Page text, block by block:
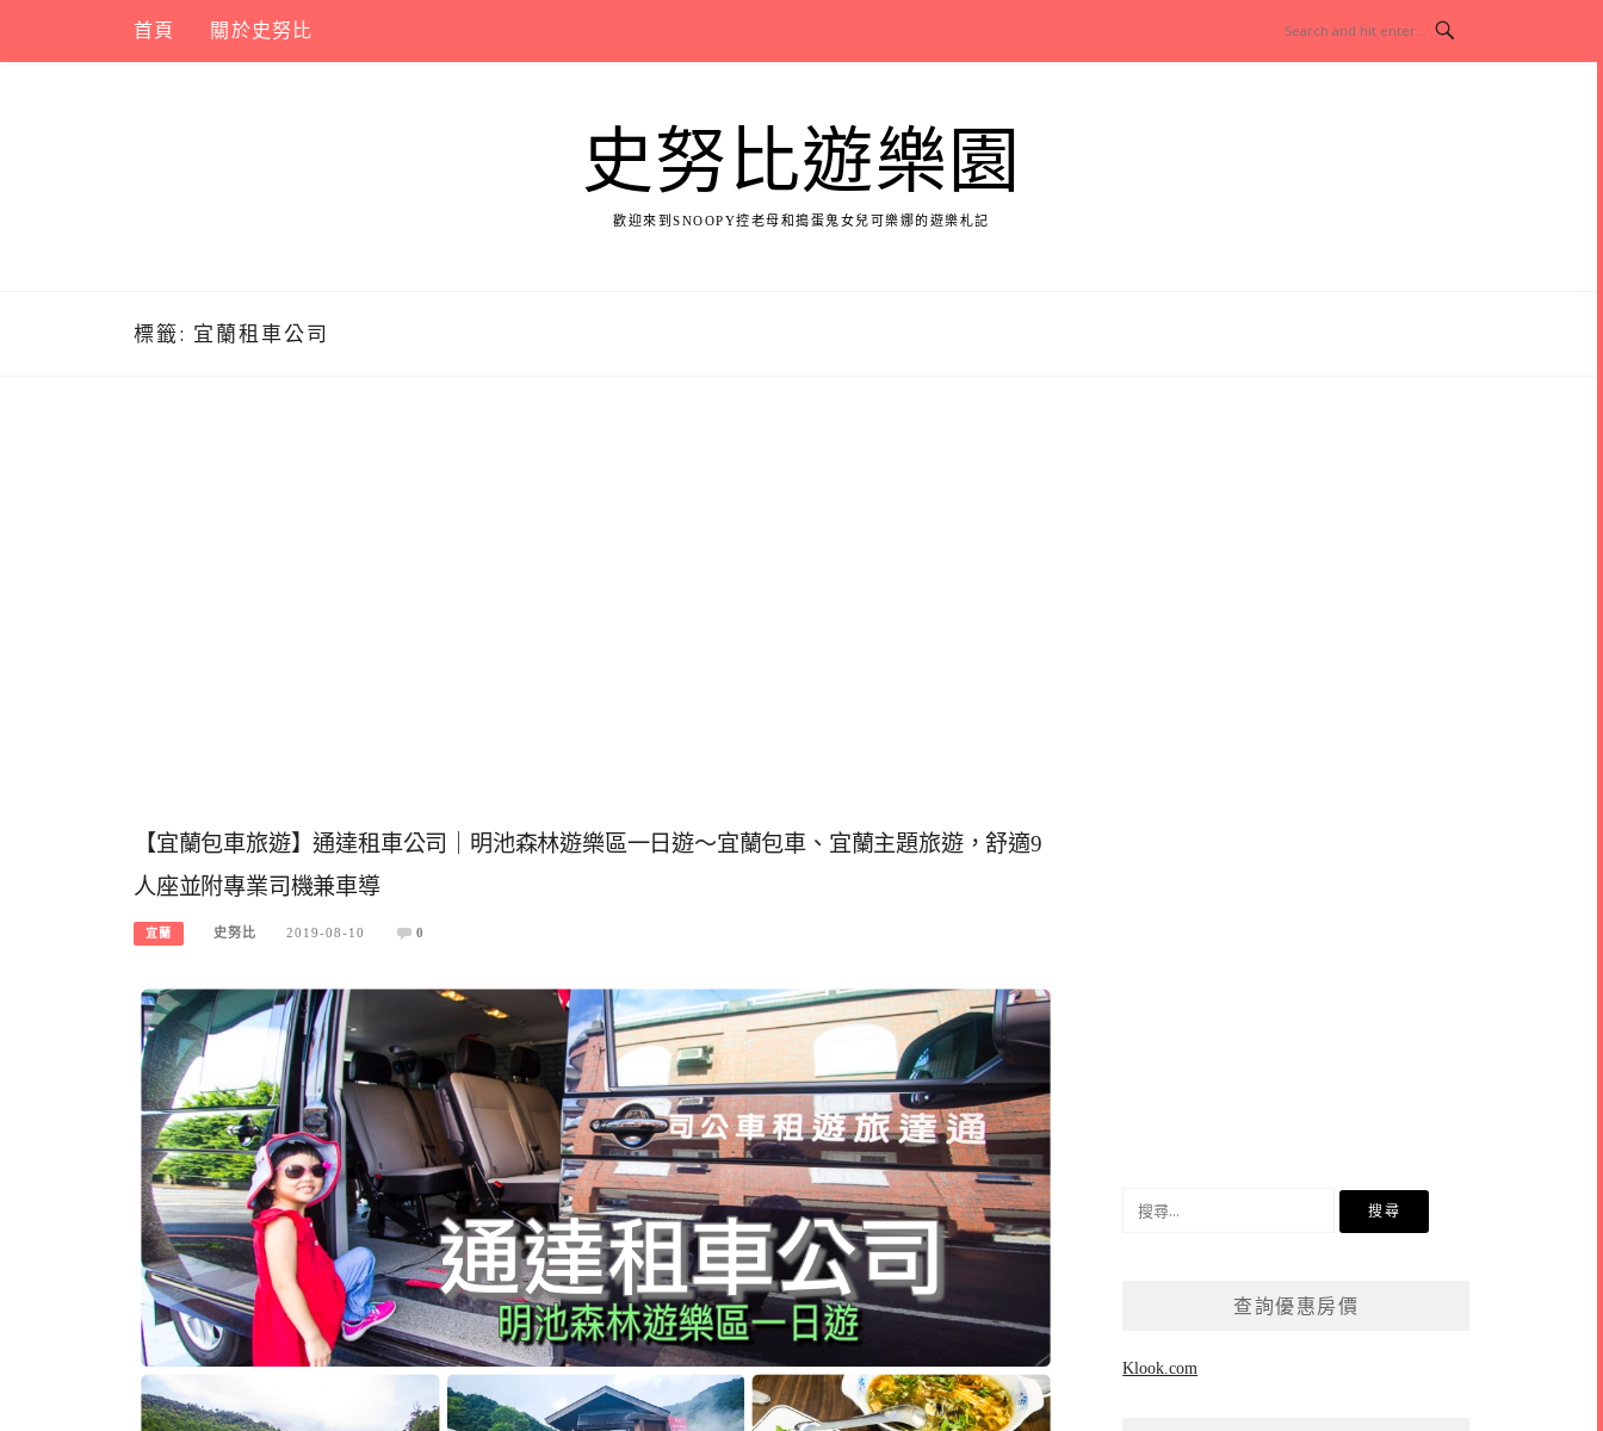
content
首頁 關於史努比
史努比遊樂園
歡迎來到SNOOPY控老母和搗蛋鬼女兒可樂娜的遊樂札記
標籤: 宜蘭租車公司
【宜蘭包車旅遊】通達租車公司｜明池森林遊樂區一日遊～宜蘭包車、宜蘭主題旅遊，舒適9
人座並附專業司機兼車導
宜蘭 史努比 2019-08-10 0
查詢優惠房價
Klook.com